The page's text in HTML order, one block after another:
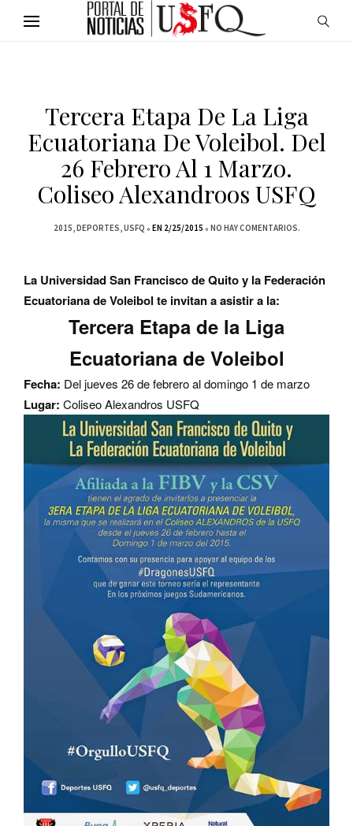
Tercera Etapa De La Liga
Ecuatoriana De Voleibol. Del
26 Febrero Al 1 Marzo.
Coliseo Alexandroos USFQ
2015 DEPORTES USFQ EN 2/25/2015 NO HAY COMENTARIOS.
La Universidad San Francisco de Quito y la Federación
Ecuatoriana de Voleibol te invitan a asistir a la:
Tercera Etapa de la Liga
Ecuatoriana de Voleibol
Fecha: Del jueves 26 de febrero al domingo 1 de marzo
Lugar: Coliseo Alexandros USFQ